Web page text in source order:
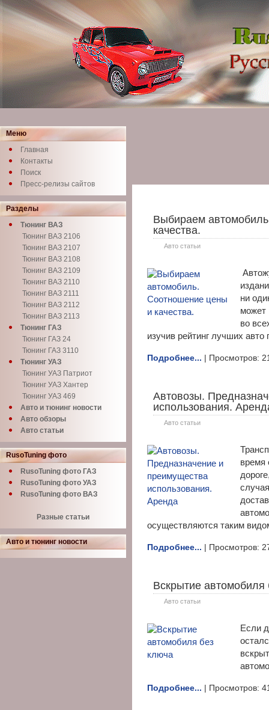
Меню
Главная
Контакты
Поиск
Пресс-релизы сайтов
Разделы
Тюнинг ВАЗ
Тюнинг ВАЗ 2106
Тюнинг ВАЗ 2107
Тюнинг ВАЗ 2108
Тюнинг ВАЗ 2109
Тюнинг ВАЗ 2110
Тюнинг ВАЗ 2111
Тюнинг ВАЗ 2112
Тюнинг ВАЗ 2113
Тюнинг ГАЗ
Тюнинг ГАЗ 24
Тюнинг ГАЗ 3110
Тюнинг УАЗ
Тюнинг УАЗ Патриот
Тюнинг УАЗ Хантер
Тюнинг УАЗ 469
Авто и тюнинг новости
Авто обзоры
Авто статьи
RusoTuning фото
RusoTuning фото ГАЗ
RusoTuning фото УАЗ
RusoTuning фото ВАЗ
Разные статьи
Авто и тюнинг новости
Выбираем
качества.
Авто статьи
ни
может
во
изучив рейтинг лучших
Подробнее... | Просмотров:
Автовозы.
использования.
Авто статьи
время
осуществляются таким
Подробнее... | Просмотров:
Вскрытие автомобиля
Авто статьи
Если
Подробнее... | Просмотров: